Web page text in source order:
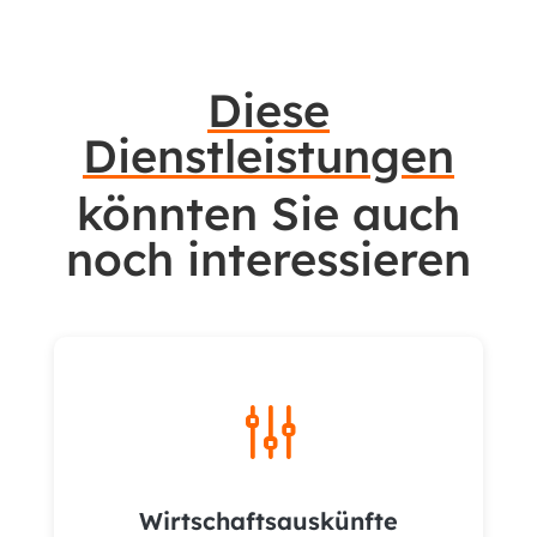
Diese
Dienstleistungen
könnten Sie auch
noch interessieren
g
Wirtschaftsauskünfte